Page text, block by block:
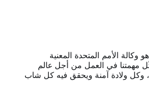
الأمم المتحدة المعنية
مهمتنا في العمل من أجل عالم
وكل ولادة آمنة ويحقق فيه كل شاب